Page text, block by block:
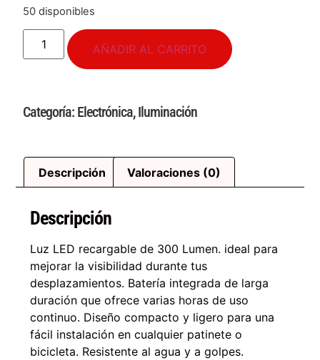
50 disponibles
AÑADIR AL CARRITO
Categoría: Electrónica,Iluminación
Descripción Valoraciones (0)
Descripción
Luz LED recargable de 300 Lumen. ideal para
mejorar la visibilidad durante tus
desplazamientos. Batería integrada de larga
duración que ofrece varias horas de uso
continuo. Diseño compacto y ligero para una
fácil instalación en cualquier patinete o
bicicleta. Resistente al agua y a golpes.